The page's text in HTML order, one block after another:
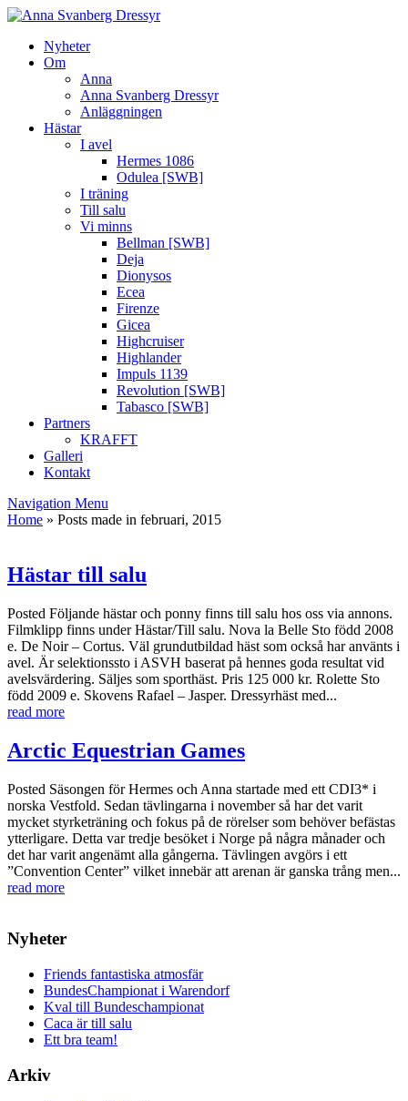
Nyheter
Om
Anna
Anna Svanberg Dressyr
Anläggningen
Hästar
I avel
Hermes 1086
Odulea [SWB]
I träning
Till salu
Vi minns
Bellman [SWB]
Deja
Dionysos
Ecea
Firenze
Gicea
Highcruiser
Highlander
Impuls 1139
Revolution [SWB]
Tabasco [SWB]
Partners
KRAFFT
Galleri
Kontakt
Navigation Menu
Home » Posts made in februari, 2015
Hästar till salu
Posted Följande hästar och ponny finns till salu hos oss via annons.
Filmklipp finns under Hästar/Till salu. Nova la Belle Sto född 2008
e. De Noir – Cortus. Väl grundutbildad häst som också har använts i
avel. Är selektionssto i ASVH baserat på hennes goda resultat vid
avelsvärdering. Säljes som sporthäst. Pris 125 000 kr. Rolette Sto
född 2009 e. Skovens Rafael – Jasper. Dressyrhäst med...
read more
Arctic Equestrian Games
Posted Säsongen för Hermes och Anna startade med ett CDI3* i
norska Vestfold. Sedan tävlingarna i november så har det varit
mycket styrketräning och fokus på de rörelser som behöver befästas
ytterligare. Detta var tredje besöket i Norge på några månader och
det har varit angenämt alla gångerna. Tävlingen avgörs i ett
”Convention Center” vilket innebär att arenan är ganska trång men...
read more
Nyheter
Friends fantastiska atmosfär
BundesChampionat i Warendorf
Kval till Bundeschampionat
Caca är till salu
Ett bra team!
Arkiv